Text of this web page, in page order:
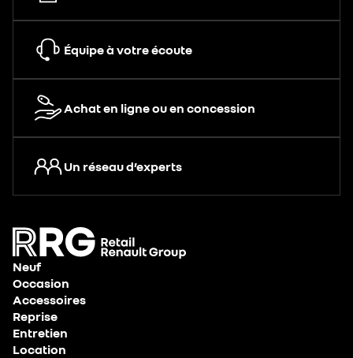
Équipe à votre écoute
Achat en ligne ou en concession
Un réseau d’experts
Neuf
Occasion
Accessoires
Reprise
Entretien
Location